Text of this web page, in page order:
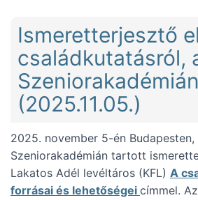
Ismeretterjesztő
családkutatásról,
Szeniorakadémián
(2025.11.05.)
2025. november 5-én Budapesten,
Szeniorakadémián tartott
Lakatos Adél levéltáros (KFL) A
forrásai és lehetőségei címmel.